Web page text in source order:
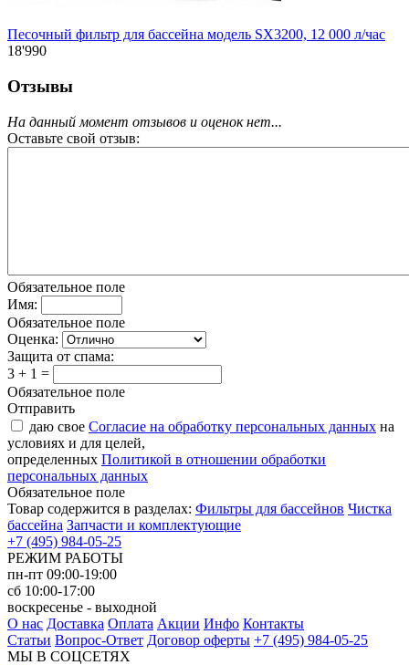
Песочный фильтр для бассейна модель SX3200, 12 000 л/час
18'990
Отзывы
На данный момент отзывов и оценок нет...
Оставьте свой отзыв:
Обязательное поле
Имя:
Обязательное поле
Оценка:
Защита от спама:
3 + 1 =
Обязательное поле
Отправить
даю свое Согласие на обработку персональных данных на
условиях и для целей,
определенных Политикой в отношении обработки
персональных данных
Обязательное поле
Товар содержится в разделах: Фильтры для бассейнов Чистка
бассейна Запчасти и комплектующие
+7 (495) 984-05-25
РЕЖИМ РАБОТЫ
пн-пт 09:00-19:00
сб 10:00-17:00
воскресенье - выходной
О нас Доставка Оплата Акции Инфо Контакты
Статьи Вопрос-Ответ Договор оферты +7 (495) 984-05-25
МЫ В СОЦСЕТЯХ